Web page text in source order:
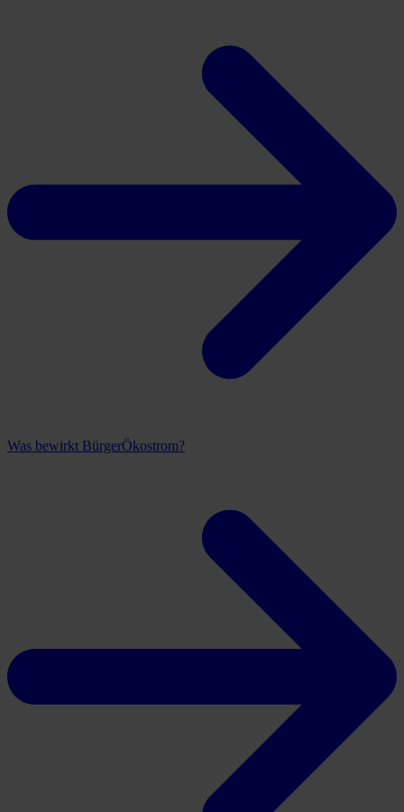
Was bewirkt BürgerÖkostrom?